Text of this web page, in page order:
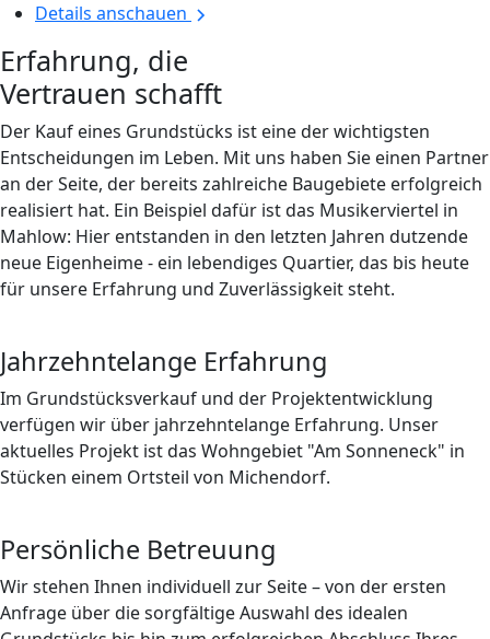
Details anschauen
Erfahrung, die
Vertrauen schafft
Der Kauf eines Grundstücks ist eine der wichtigsten
Entscheidungen im Leben. Mit uns haben Sie einen Partner
an der Seite, der bereits zahlreiche Baugebiete erfolgreich
realisiert hat. Ein Beispiel dafür ist das Musikerviertel in
Mahlow: Hier entstanden in den letzten Jahren dutzende
neue Eigenheime - ein lebendiges Quartier, das bis heute
für unsere Erfahrung und Zuverlässigkeit steht.
Jahrzehntelange Erfahrung
Im Grundstücksverkauf und der Projektentwicklung
verfügen wir über jahrzehntelange Erfahrung. Unser
aktuelles Projekt ist das Wohngebiet "Am Sonneneck" in
Stücken einem Ortsteil von Michendorf.
Persönliche Betreuung
Wir stehen Ihnen individuell zur Seite – von der ersten
Anfrage über die sorgfältige Auswahl des idealen